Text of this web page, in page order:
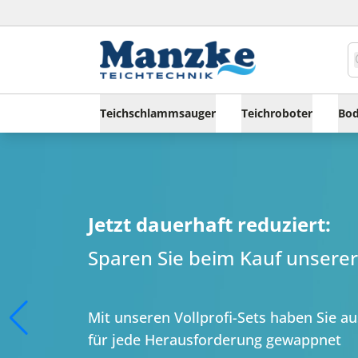
Teichschlammsauger Teichroboter
Jetzt dauerhaft reduziert:
Sparen Sie beim Kauf
Mit unseren Vollprofi-Sets haben Sie
für jede Herausforderung gewappnet